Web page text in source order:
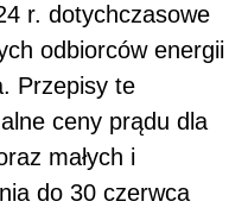
r. dotychczasowe
odbiorców energii
Przepisy te
ceny prądu dla
małych i
do 30 czerwca